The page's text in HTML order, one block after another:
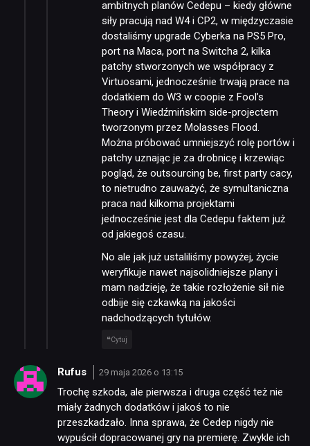
NEWSY
RECENZJE
PUBLICYSTYKA
KULTURA
RETRO
TECHNOLOGIE
DYSKUSJE
JUŻ GRALIŚMY
SKLEP
ambitnych planów Cedepu – kiedy główne
siły pracują nad W4 i CP2, w międzyczasie
dostaliśmy upgrade Cyberka na PS5 Pro,
port na Maca, port na Switcha 2, kilka
patchy stworzonych we współpracy z
Virtuosami, jednocześnie trwają prace na
dodatkiem do W3 w coopie z Fool’s
Theory i Wiedźmińskim side-projectem
tworzonym przez Molasses Flood.
Można próbować umniejszyć rolę portów i
patchy uznając je za drobnicę i krzewiąc
pogląd, że outsourcing be, first party cacy,
to nietrudno zauważyć, że symultaniczna
praca nad kilkoma projektami
jednocześnie jest dla Cedepu faktem już
od jakiegoś czasu.
No ale jak już ustaliliśmy powyżej, życie
weryfikuje nawet najsolidniejsze plany i
mam nadzieję, że takie rozłożenie sił nie
odbije się czkawką na jakości
nadchodzących tytułów.
Cytuj
Rufus 29 maja 2026 o 13:15
Trochę szkoda, ale pierwsza i druga część też nie
miały żadnych dodatków i jakoś to nie
przeszkadzało. Inna sprawa, że Cedep nigdy nie
wypuścił dopracowanej gry na premierę. Zwykle ich